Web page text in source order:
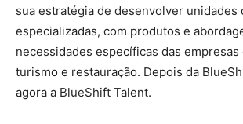
sua estratégia de desenvolver unidades
especializadas, com produtos e
necessidades específicas das
turismo e restauração. Depois da
agora a BlueShift Talent.